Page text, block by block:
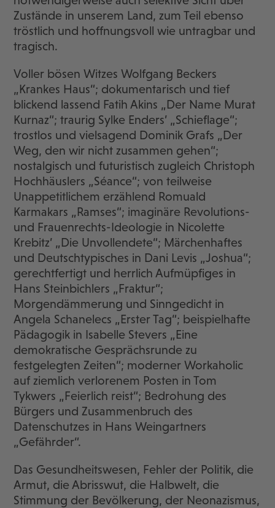
Zustände in unserem Land, zum Teil ebenso
tröstlich und hoffnungsvoll wie untragbar und
tragisch.
Voller bösen Witzes Wolfgang Beckers
„Krankes Haus“; dokumentarisch und tief
blickend lassend Fatih Akins „Der Name Murat
Kurnaz“; traurig Sylke Enders’ „Schieflage“;
trostlos und vielsagend Dominik Grafs „Der
Weg, den wir nicht zusammen gehen“;
nostalgisch und futuristisch zugleich Christoph
Hochhäuslers „Séance“; von teilweise
Unappetitlichem erzählend Romuald
Karmakars „Ramses“; imaginäre Revolutions-
und Frauenrechts-Ideologie in Nicolette
Krebitz’ „Die Unvollendete“; Märchenhaftes
und Deutschtypisches in Dani Levis „Joshua“;
gerechtfertigt und herrlich Aufmüpfiges in
Hans Steinbichlers „Fraktur“;
Morgendämmerung und Sinngedicht in
Angela Schanelecs „Erster Tag“; beispielhafte
Pädagogik in Isabelle Stevers „Eine
demokratische Gesprächsrunde zu
festgelegten Zeiten“; moderner Workaholic
auf ziemlich verlorenem Posten in Tom
Tykwers „Feierlich reist“; Bedrohung des
Bürgers und Zusammenbruch des
Datenschutzes in Hans Weingartners
„Gefährder“.
Das Gesundheitswesen, Fehler der Politik, die
Armut, die Abrisswut, die Halbwelt, die
Stimmung der Bevölkerung, der Neonazismus,